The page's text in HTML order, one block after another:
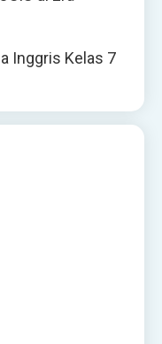
Inggris Kelas 7